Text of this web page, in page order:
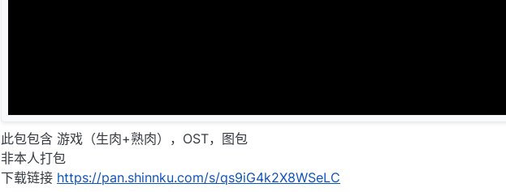
此包包含 游戏（生肉+熟肉），OST，图包
非本人打包
下载链接 https://pan.shinnku.com/s/qs9iG4k2X8WSeLC